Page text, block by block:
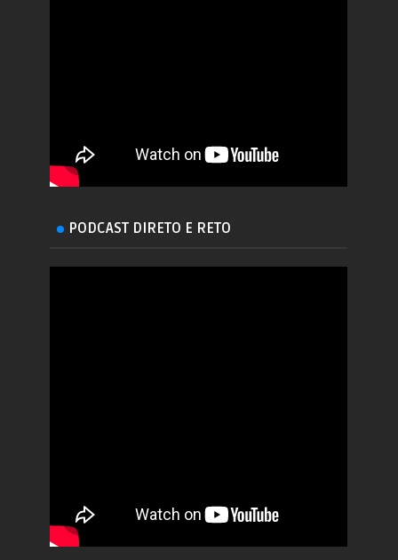
PODCAST DIRETO E RETO